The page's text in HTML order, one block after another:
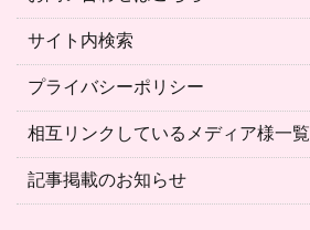
サイト内検索
プライバシーポリシー
相互リンクしているメディア様一覧
記事掲載のお知らせ